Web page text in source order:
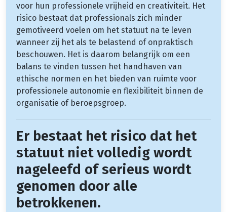
voor hun professionele vrijheid en creativiteit. Het
risico bestaat dat professionals zich minder
gemotiveerd voelen om het statuut na te leven
wanneer zij het als te belastend of onpraktisch
beschouwen. Het is daarom belangrijk om een
balans te vinden tussen het handhaven van
ethische normen en het bieden van ruimte voor
professionele autonomie en flexibiliteit binnen de
organisatie of beroepsgroep.
Er bestaat het risico dat het
statuut niet volledig wordt
nageleefd of serieus wordt
genomen door alle
betrokkenen.